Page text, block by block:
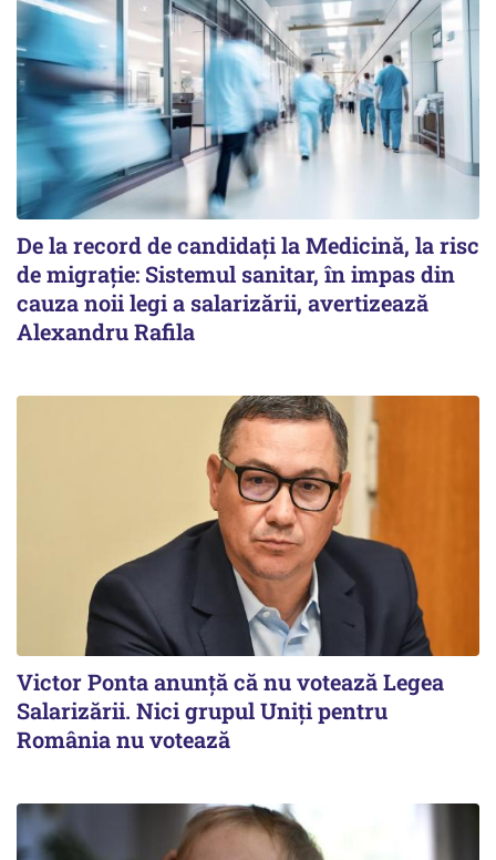
De la record de candidați la Medicină, la risc
de migrație: Sistemul sanitar, în impas din
cauza noii legi a salarizării, avertizează
Alexandru Rafila
Victor Ponta anunţă că nu votează Legea
Salarizării. Nici grupul Uniţi pentru
România nu votează